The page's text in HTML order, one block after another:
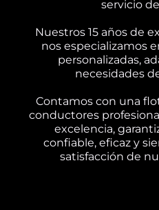
servicio
Nuestros 15 años de
nos especializamos
personalizadas,
necesidades
Contamos con una
conductores
excelencia,
confiable, eficaz y
satisfacción de